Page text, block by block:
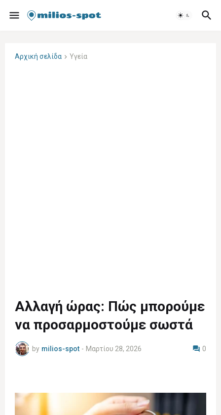
Αρχική σελίδα Υγεία
Αλλαγή ώρας: Πώς μπορούμε
να προσαρμοστούμε σωστά
by milios-spot - Μαρτίου 28, 2026 0